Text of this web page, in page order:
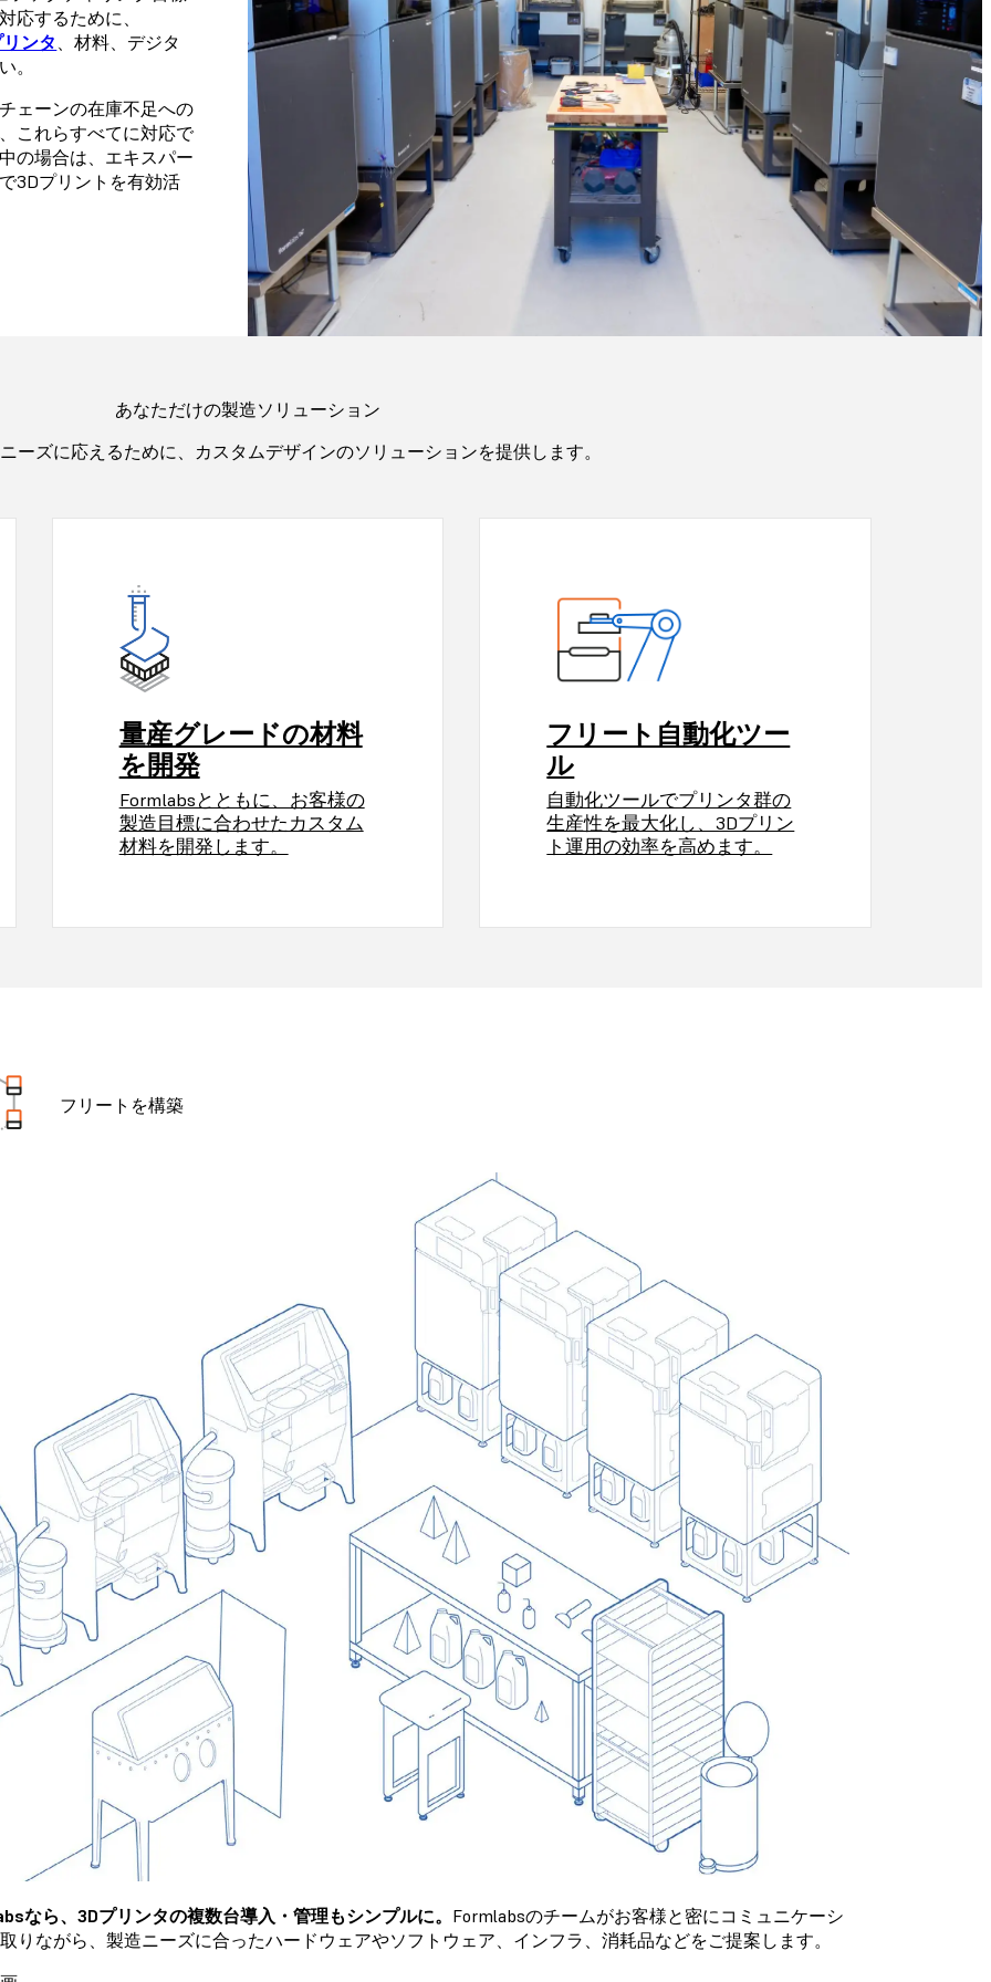
応するために、
ンタ
、材料、デジタ
。
ェーンの在庫不足への
これらすべてに対応で
の場合は、エキスパー
3Dプリントを有効活
あなただけの製造ソリューション
ーズに応えるために、カスタムデザインのソリューションを提供します。
量産グレードの材料
を開発
Formlabsとともに、お客様の
製造目標に合わせたカスタム
材料を開発します。
フリート自動化ツー
ル
自動化ツールでプリンタ群の
生産性を最大化し、3Dプリン
ト運用の効率を高めます。
フリートを構築
なら、3Dプリンタの複数台導入・管理もシンプルに。 Formlabsのチームがお客様と密にコミュニケーシ
りながら、製造ニーズに合ったハードウェアやソフトウェア、インフラ、消耗品などをご提案します。